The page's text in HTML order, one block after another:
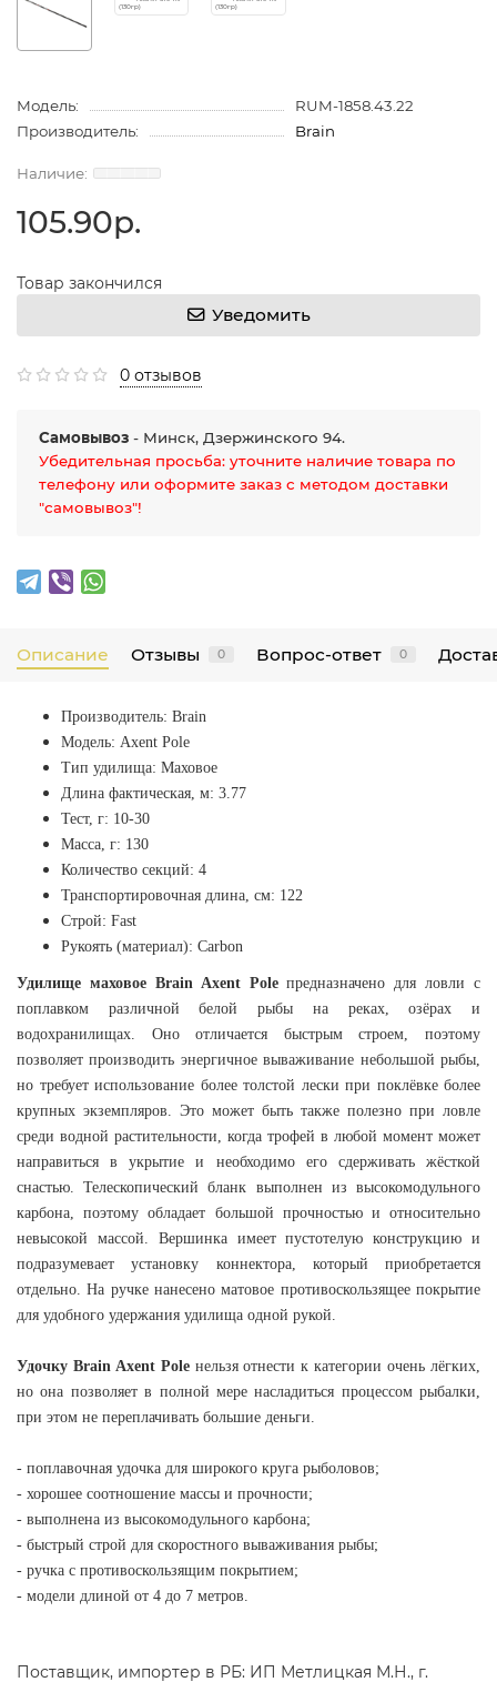
Модель:
RUM-1858.43.22
Производитель:
Brain
105.90р.
Товар закончился
Уведомить
0 отзывов
Самовывоз - Минск, Дзержинского 94.
Убедительная просьба: уточните наличие товара по
телефону или оформите заказ с методом доставки
"самовывоз"!
Описание Отзывы 0 Вопрос-ответ 0
Производитель: Brain
Модель: Axent Pole
Тип удилища: Маховое
Длина фактическая, м: 3.77
Тест, г: 10-30
Масса, г: 130
Количество секций: 4
Транспортировочная длина, см: 122
Строй: Fast
Рукоять (материал): Carbon
Удилище маховое Brain Axent Poleпредназначено для ловли с
поплавком различной белой рыбы на реках, озёрах и
водохранилищах. Оно отличается быстрым строем, поэтому
позволяет производить энергичное вываживание небольшой рыбы,
но требует использование более толстой лески при поклёвке более
крупных экземпляров. Это может быть также полезно при ловле
среди водной растительности, когда трофей в любой момент может
направиться в укрытие и необходимо его сдерживать жёсткой
снастью. Телескопический бланк выполнен из высокомодульного
карбона, поэтому обладает большой прочностью и относительно
невысокой массой. Вершинка имеет пустотелую конструкцию и
подразумевает установку коннектора, который приобретается
отдельно. На ручке нанесено матовое противоскользящее покрытие
для удобного удержания удилища одной рукой.
Удочку Brain Axent Pole нельзя отнести к категории очень лёгких,
но она позволяет в полной мере насладиться процессом рыбалки,
при этом не переплачивать большие деньги.
- поплавочная удочка для широкого круга рыболовов;
- хорошее соотношение массы и прочности;
- выполнена из высокомодульного карбона;
- быстрый строй для скоростного вываживания рыбы;
- ручка с противоскользящим покрытием;
- модели длиной от 4 до 7 метров.
Поставщик, импортер в РБ: ИП Метлицкая М.Н., г.